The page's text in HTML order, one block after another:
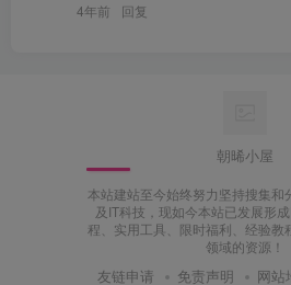
4年前 回复
朝晞小屋
本站建站至今始终努力坚持搜集和
及IT科技，现如今本站已发展形
程、实用工具、限时福利、经验教
领域的资源！
友链申请 免责声明 网站